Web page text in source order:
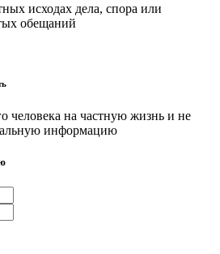
исходах дела, спора или
обещаний
человека на частную жизнь и не
информацию